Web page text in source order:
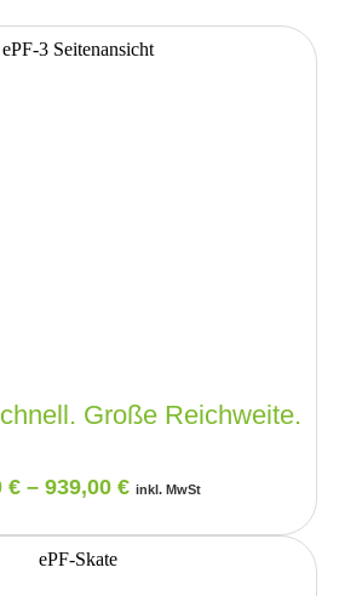
Große Reichweite.
€– 939,00 € inkl. MwSt